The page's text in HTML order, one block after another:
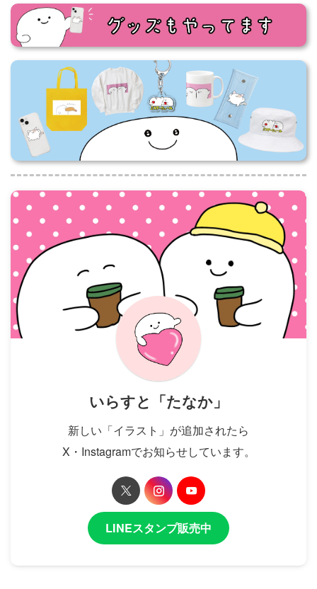
いらすと「たなか」
新しい「イラスト」が追加されたら
X・Instagramでお知らせしています。
LINEスタンプ販売中